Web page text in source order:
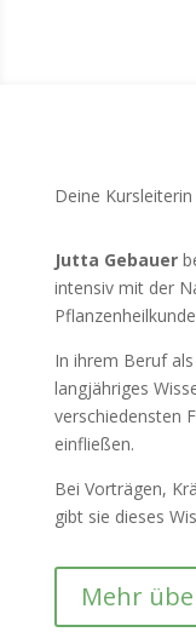
Deine Kursleiterin
Jutta Gebauer
intensiv mit der
In ihrem Beruf
langjähriges
verschiedensten
einfließen.
Bei Vorträgen,
gibt sie dieses
Mehr